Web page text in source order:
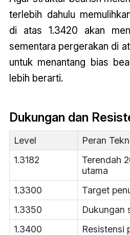
terlebih dahulu
di atas 1.3420 akan
sementara pergerakan di
untuk menantang bias
lebih berarti.
Dukungan dan
Level
Peran
1.3182
Terendah
utama
1.3300
Target
1.3350
Dukungan
1.3400
Resistensi